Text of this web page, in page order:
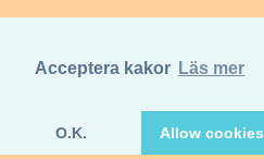
Acceptera kakor Läs mer
O.K. Allow cookies